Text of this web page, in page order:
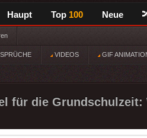
Haupt Top 100 Neue
VIDEOS GIF
für die Grundschulzeit: